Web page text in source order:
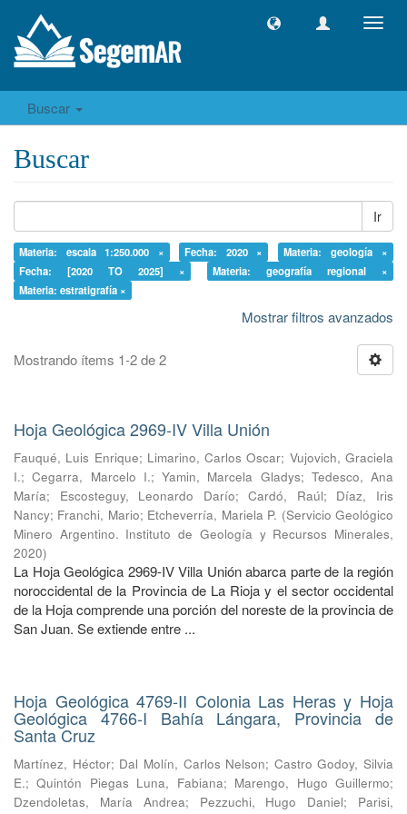
Buscar
Buscar
Ir
Materia: escala 1:250.000 × Fecha: 2020 ×
Materia: geología ×
Fecha: [2020 TO 2025] ×
Materia: geografía regional ×
Materia: estratigrafía ×
Mostrar filtros avanzados
Mostrando ítems 1-2 de 2
Hoja Geológica 2969-IV Villa Unión
Fauqué, Luis Enrique; Limarino, Carlos Oscar; Vujovich, Graciela
I.;Cegarra, Marcelo I.; Yamin, Marcela Gladys; Tedesco, Ana
María; Escosteguy, Leonardo Darío;Cardó, Raúl; Díaz, Iris
Nancy; Franchi, Mario; Etcheverría, Mariela P. (Servicio Geológico
Minero Argentino. Instituto de Geología y Recursos Minerales,
2020)
La Hoja Geológica 2969-IV Villa Unión abarca parte de la región
noroccidental de la Provincia de La Rioja y el sector occidental
de la Hoja comprende una porción del noreste de la provincia de
San Juan. Se extiende entre ...
Hoja Geológica 4769-II Colonia Las Heras y Hoja
Geológica 4766-I Bahía Lángara, Provincia de
Santa Cruz
Martínez, Héctor; Dal Molín, Carlos Nelson; Castro Godoy, Silvia
E.;Quintón Piegas Luna, Fabiana; Marengo, Hugo Guillermo;
Dzendoletas, María Andrea; Pezzuchi, Hugo Daniel; Parisi,